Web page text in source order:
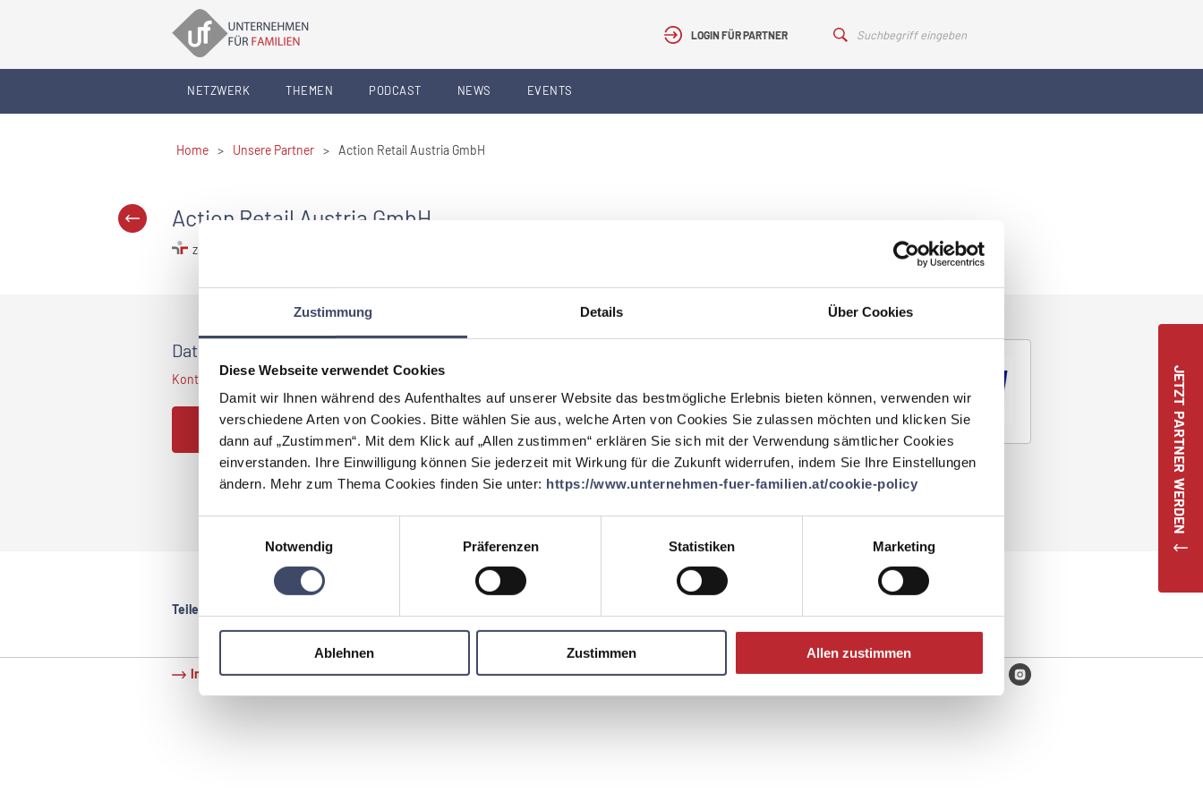
Zustimmung Details Über Cookies
Diese Webseite verwendet Cookies
Damit wir Ihnen während des Aufenthaltes auf unserer Website das bestmögliche Erlebnis bieten können, verwenden wir
verschiedene Arten von Cookies. Bitte wählen Sie aus, welche Arten von Cookies Sie zulassen möchten und klicken Sie
dann auf „Zustimmen“. Mit dem Klick auf „Allen zustimmen“ erklären Sie sich mit der Verwendung sämtlicher Cookies
einverstanden. Ihre Einwilligung können Sie jederzeit mit Wirkung für die Zukunft widerrufen, indem Sie Ihre Einstellungen
ändern. Mehr zum Thema Cookies finden Sie unter: https://www.unternehmen-fuer-familien.at/cookie-policy
Notwendig
Präferenzen Statistiken Marketing
Ablehnen Zustimmen Allen zustimmen
LOGIN FÜR PARTNER
NETZWERK THEMEN PODCAST NEWS EVENTS
JETZT PARTNER WERDEN
Home > Unsere Partner > Action Retail Austria GmbH
Action Retail Austria GmbH
zertifiziert familienfreundlicher Arbeitgeber
Daten und Fakten
Kontaktdaten sind nur für Premium Mitglieder ersichtlich.
Teilen:
Impressum Datenschutz Kontakt Englisch